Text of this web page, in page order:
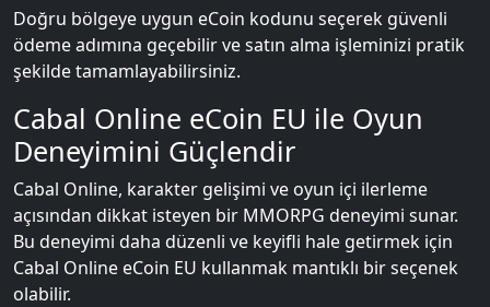
Doğru bölgeye uygun eCoin kodunu seçerek güvenli
ödeme adımına geçebilir ve satın alma işleminizi pratik
şekilde tamamlayabilirsiniz.
Cabal Online eCoin EU ile Oyun
Deneyimini Güçlendir
Cabal Online, karakter gelişimi ve oyun içi ilerleme
açısından dikkat isteyen bir MMORPG deneyimi sunar.
Bu deneyimi daha düzenli ve keyifli hale getirmek için
Cabal Online eCoin EU kullanmak mantıklı bir seçenek
olabilir.